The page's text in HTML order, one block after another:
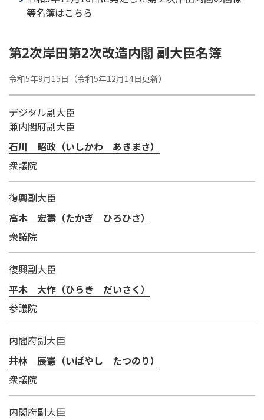
等名簿はこちら
第2次岸田第2次改造内閣 副大臣名簿
令和5年9月15日（令和5年12月14日更新）
デジタル副大臣
兼内閣府副大臣
石川 昭政（いしかわ あきまさ）
衆議院
復興副大臣
高木 宏壽（たかぎ ひろひさ）
衆議院
復興副大臣
平木 大作（ひらき だいさく）
参議院
内閣府副大臣
井林 辰憲（いばやし たつのり）
衆議院
内閣府副大臣